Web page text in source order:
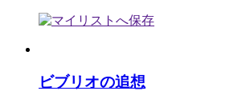
ビブリオの追想